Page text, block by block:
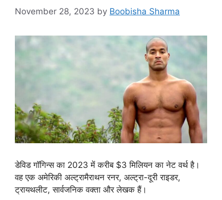
November 28, 2023 by Boobisha Sharma
डेविड गॉगिन्स का 2023 में करीब $3 मिलियन का नेट वर्थ है।
वह एक अमेरिकी अल्ट्रामैराथन रनर, अल्ट्रा-दूरी राइडर,
ट्रायथलीट, सार्वजनिक वक्ता और लेखक हैं।